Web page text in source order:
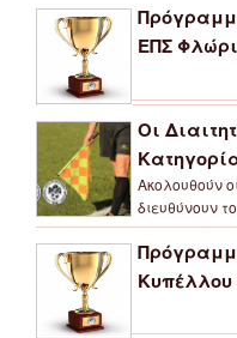
ΕΠΣ
Οι
Ακολουθούν
διευθύνουν
Κυπέλλου